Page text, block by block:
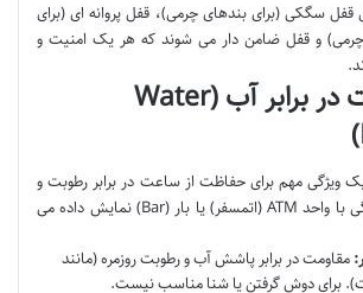
قفل سگکی (برای بندهای چرمی)، قفل پروانه ای (برای
چرمی) و قفل ضامن دار می شوند که هر یک امنیت و
میزان مقاومت در برابر آب (Water
ویژگی مهم برای حفاظت از ساعت در برابر رطوبت و
مایعات است. این ویژگی با واحد ATM (اتمسفر) یا بار (Bar) نمایش داده می
مقاومت در برابر پاشش آب و رطوبت روزمره (مانند
دوش گرفتن یا شنا مناسب نیست.